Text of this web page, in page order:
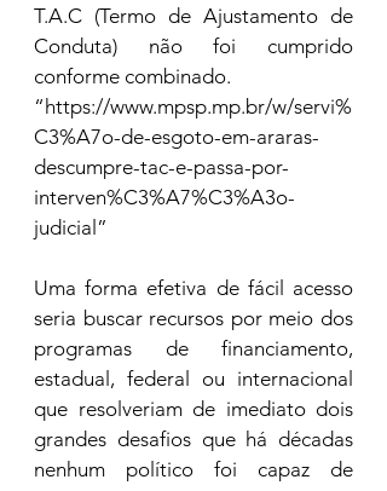
T.A.C (Termo de Ajustamento de
Conduta) não foi cumprido
conforme combinado.
“https://www.mpsp.mp.br/w/servi%
C3%A7o-de-esgoto-em-araras-
descumpre-tac-e-passa-por-
interven%C3%A7%C3%A3o-
judicial”
Uma forma efetiva de fácil acesso
seria buscar recursos por meio dos
programas de financiamento,
estadual, federal ou internacional
que resolveriam de imediato dois
grandes desafios que há décadas
nenhum político foi capaz de